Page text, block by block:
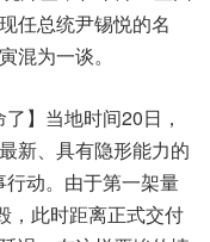
任总统尹锡悦的名
混为一谈。
】当地时间20日，
新、具有隐形能力的
动。由于第一架量
，此时距离正式交付